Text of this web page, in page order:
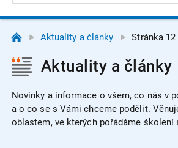
Aktuality a články Stránka 12
Aktuality a články
Novinky a informace o všem, co nás v
a o co se s Vámi chceme podělit.
oblastem, ve kterých pořádáme školení